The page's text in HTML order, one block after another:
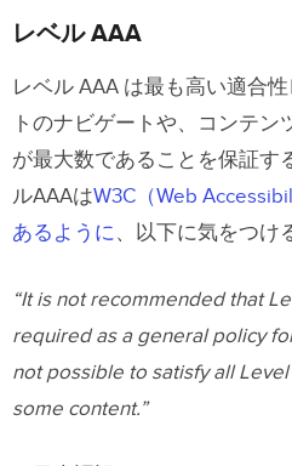
レベル AAA
レベル AAA は最も高い適合
トのナビゲートや、コンテ
が最大数であることを保証す
ルAAAはW3C（Web
あるように、以下に気をつけ
“It is not recommended that
required as a general policy
not possible to satisfy all
some content.”